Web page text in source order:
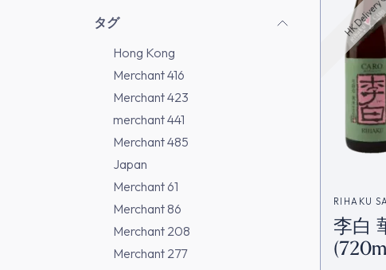
タグ
Hong Kong
Merchant 416
Merchant 423
merchant 441
Merchant 485
Japan
Merchant 61
Merchant 86
Merchant 208
Merchant 277
RIHAKU
(李白酒造)
李白